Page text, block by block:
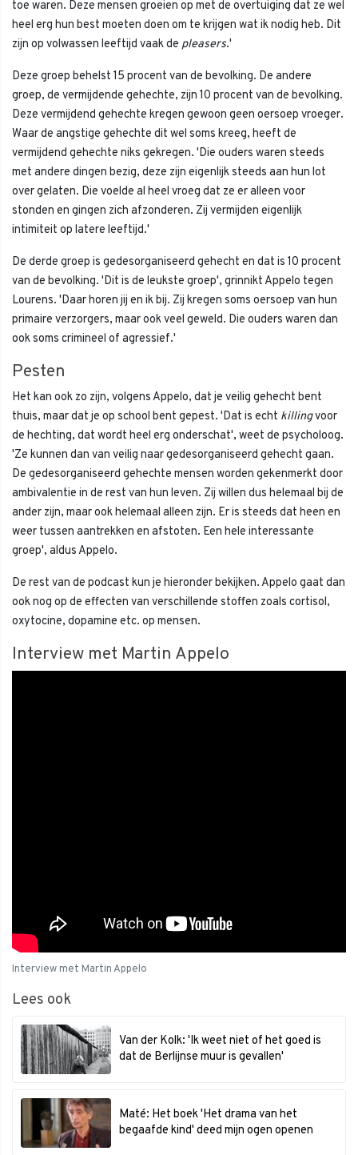
toe waren. Deze mensen groeien op met de overtuiging dat ze wel
heel erg hun best moeten doen om te krijgen wat ik nodig heb. Dit
zijn op volwassen leeftijd vaak de pleasers.'
Deze groep behelst 15 procent van de bevolking. De andere
groep, de vermijdende gehechte, zijn 10 procent van de bevolking.
Deze vermijdend gehechte kregen gewoon geen oersoep vroeger.
Waar de angstige gehechte dit wel soms kreeg, heeft de
vermijdend gehechte niks gekregen. 'Die ouders waren steeds
met andere dingen bezig, deze zijn eigenlijk steeds aan hun lot
over gelaten. Die voelde al heel vroeg dat ze er alleen voor
stonden en gingen zich afzonderen. Zij vermijden eigenlijk
intimiteit op latere leeftijd.'
De derde groep is gedesorganiseerd gehecht en dat is 10 procent
van de bevolking. 'Dit is de leukste groep', grinnikt Appelo tegen
Lourens. 'Daar horen jij en ik bij. Zij kregen soms oersoep van hun
primaire verzorgers, maar ook veel geweld. Die ouders waren dan
ook soms crimineel of agressief.'
Pesten
Het kan ook zo zijn, volgens Appelo, dat je veilig gehecht bent
thuis, maar dat je op school bent gepest. 'Dat is echt killingvoor
de hechting, dat wordt heel erg onderschat', weet de psycholoog.
'Ze kunnen dan van veilig naar gedesorganiseerd gehecht gaan.
De gedesorganiseerd gehechte mensen worden gekenmerkt door
ambivalentie in de rest van hun leven. Zij willen dus helemaal bij de
ander zijn, maar ook helemaal alleen zijn. Er is steeds dat heen en
weer tussen aantrekken en afstoten. Een hele interessante
groep', aldus Appelo.
De rest van de podcast kun je hieronder bekijken. Appelo gaat dan
ook nog op de effecten van verschillende stoffen zoals cortisol,
oxytocine, dopamine etc. op mensen.
Interview met Martin Appelo
Interview met Martin Appelo
Lees ook
Van der Kolk: 'Ik weet niet of het goed is
dat de Berlijnse muur is gevallen'
Maté: Het boek 'Het drama van het
begaafde kind' deed mijn ogen openen